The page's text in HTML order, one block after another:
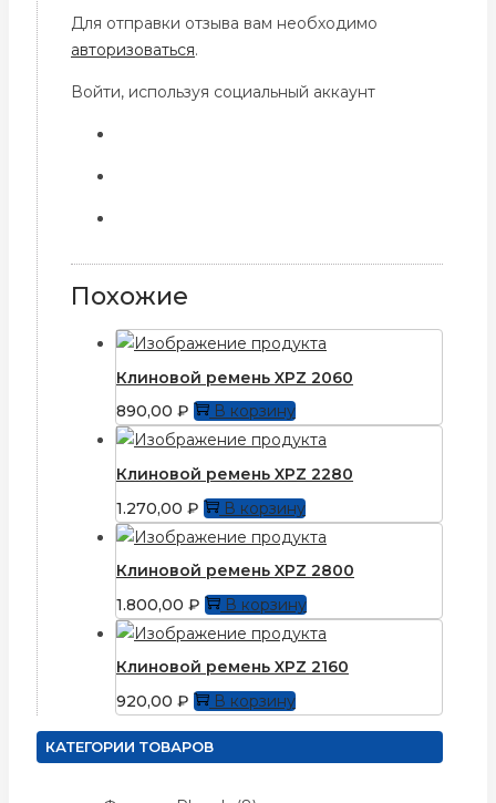
Для отправки отзыва вам необходимо
авторизоваться.
Войти, используя социальный аккаунт
Похожие
Клиновой ремень XPZ 2060
890,00 ₽ В корзину
Клиновой ремень XPZ 2280
1.270,00 ₽ В корзину
Клиновой ремень XPZ 2800
1.800,00 ₽ В корзину
Клиновой ремень XPZ 2160
920,00 ₽ В корзину
КАТЕГОРИИ ТОВАРОВ